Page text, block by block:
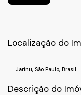
Localização do
Jarinu, São Paulo,Brasil
Descrição do